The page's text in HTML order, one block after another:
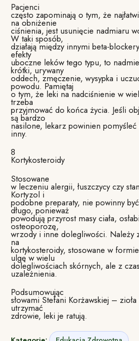
Pacjenci
często zapominają o tym, że
na obniżenie
ciśnienia, jest usunięcie nadmiaru
W taki sposób,
działają między innymi beta-
efekty
uboczne leków tego typu, to
krótki, urywany
oddech, zmęczenie, wysypka i
powodu. Pamiętaj
o tym, że leki na nadciśnienie w
trzeba
przyjmować do końca życia. Jeśli
są bardzo
nasilone, lekarz powinien
inny.
8
Kortykosteroidy
Stosowane
w leczeniu alergii, łuszczycy czy
Kortyzol i
podobne preparaty, nie powinny
długo, ponieważ
powodują przyrost masy ciała,
osteoporozę,
wrzody i inne dolegliwości. Należy
na
kortykosteroidy, stosowane w
ulgę w wielu
dolegliwościach skórnych, ale z
uzależnienia.
Podsumowując
słowami Stefani Korżawskiej –
utrzymać
zdrowie, leki je ratują.